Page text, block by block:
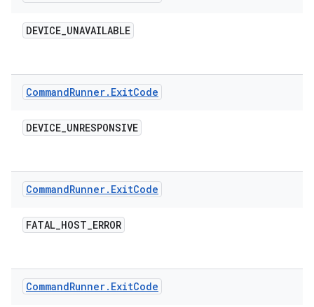
DEVICE_UNAVAILABLE
CommandRunner. ExitCode
DEVICE_UNRESPONSIVE
CommandRunner. ExitCode
FATAL_HOST_ERROR
CommandRunner. ExitCode